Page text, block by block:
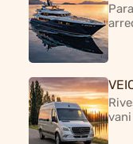
Vuoi
un
pannelli